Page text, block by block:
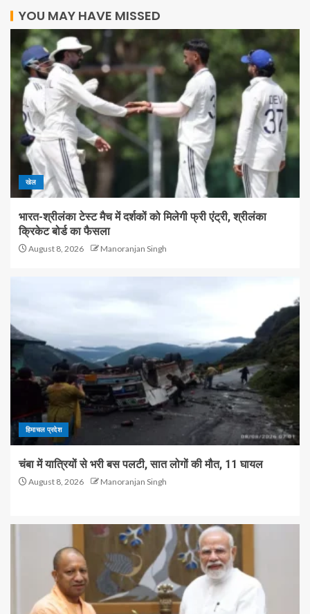
YOU MAY HAVE MISSED
खेल
भारत-श्रीलंका टेस्ट मैच में दर्शकों को मिलेगी फ्री एंट्री, श्रीलंका
क्रिकेट बोर्ड का फैसला
August 8, 2026 Manoranjan Singh
हिमाचल प्रदेश
चंबा में यात्रियों से भरी बस पलटी, सात लोगों की मौत, 11 घायल
August 8, 2026 Manoranjan Singh